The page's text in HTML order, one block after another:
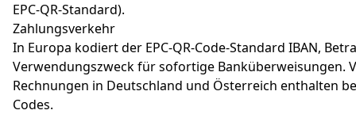
EPC-QR-Standard).
Zahlungsverkehr
In Europa kodiert der EPC-QR-Code-Standard IBAN,
Verwendungszweck für sofortige Banküberweisungen.
Rechnungen in Deutschland und Österreich enthalten
Codes.